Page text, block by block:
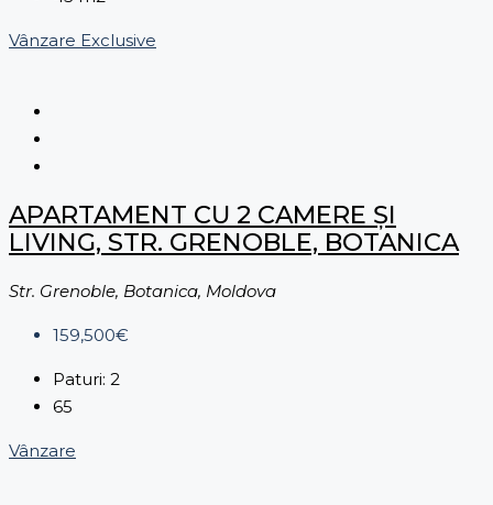
Vânzare Exclusive
APARTAMENT CU 2 CAMERE ȘI
LIVING, STR. GRENOBLE, BOTANICA
Str. Grenoble, Botanica, Moldova
159,500€
Paturi: 2
65
Vânzare